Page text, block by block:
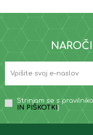
Strinjam se s
IN PIŠKOTKI )